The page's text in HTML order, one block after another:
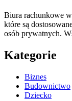
Biura rachunkowe
które są
osób prywatnych.
Kategorie
Biznes
Budownictwo
Dziecko